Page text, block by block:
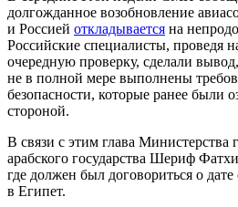
долгожданное возобновление
и Россией откладывается на
Российские специалисты, проведя
очередную проверку, сделали
не в полной мере выполнены
безопасности, которые ранее были
стороной.
В связи с этим глава Министерства
арабского государства Шериф Фатхи
где должен был договориться о
в Египет.